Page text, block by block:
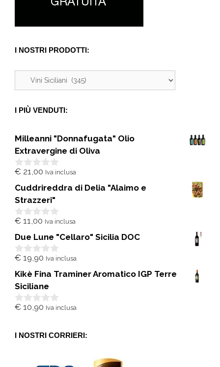
I NOSTRI PRODOTTI:
I PIÙ VENDUTI:
Milleanni "Donnafugata" Olio
Extravergine di Oliva
0
u
5
€ 21,00 Iva inclusa
Cuddrireddra di Delia "Alaimo e
Strazzeri"
0
u
5
€ 11,00 Iva inclusa
Due Lune "Cellaro" Sicilia DOC
0
u
5
€ 19,90 Iva inclusa
Kikè Fina Traminer Aromatico IGP Terre
Siciliane
0
5
€ 10,90 Iva inclusa
I NOSTRI CORRIERI: